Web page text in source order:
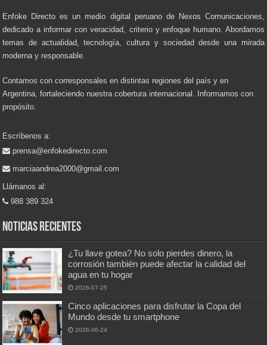
Enfoke Directo es un medio digital peruano de Nexos Comunicaciones,
dedicado a informar con veracidad, criterio y enfoque humano. Abordamos
temas de actualidad, tecnología, cultura y sociedad desde una mirada
moderna y responsable.
Contamos con corresponsales en distintas regiones del país y en
Argentina, fortaleciendo nuestra cobertura internacional. Informamos con
propósito.
Escríbenos a:
prensa@enfokedirecto.com
marciaandrea2000@gmail.com
Llámanos al:
988 389 324
Noticias recientes
¿Tu llave gotea? No solo pierdes dinero, la
corrosión también puede afectar la calidad del
agua en tu hogar
2026-07-25
Cinco aplicaciones para disfrutar la Copa del
Mundo desde tu smartphone
2026-06-24